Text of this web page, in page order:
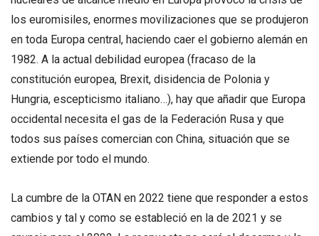
los euromisiles, enormes movilizaciones que se produjeron
en toda Europa central, haciendo caer el gobierno alemán en
1982. A la actual debilidad europea (fracaso de la
constitución europea, Brexit, disidencia de Polonia y
Hungria, escepticismo italiano…), hay que añadir que Europa
occidental necesita el gas de la Federación Rusa y que
todos sus países comercian con China, situación que se
extiende por todo el mundo.
La cumbre de la OTAN en 2022 tiene que responder a estos
cambios y tal y como se estableció en la de 2021 y se